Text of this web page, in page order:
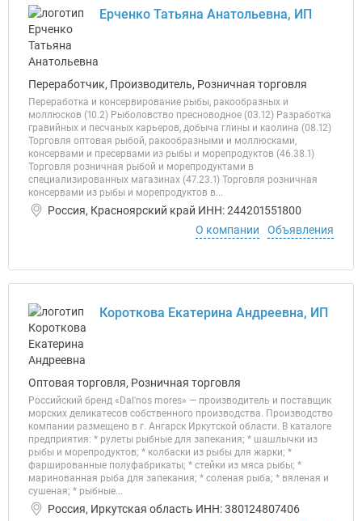
Ерченко Татьяна Анатольевна, ИП
Переработчик, Производитель, Розничная торговля
Переработка и консервирование рыбы, ракообразных и
моллюсков (10.2) Рыболовство пресноводное (03.12) Разработка
гравийных и песчаных карьеров, добыча глины и каолина (08.12)
Торговля оптовая рыбой, ракообразными и моллюсками,
консервами и пресервами из рыбы и морепродуктов (46.38.1)
Торговля розничная рыбой и морепродуктами в
специализированных магазинах (47.23.1) Торговля розничная
консервами из рыбы и морепродуктов в...
Россия, Красноярский край ИНН: 244201551800
О компании
Объявления
Короткова Екатерина Андреевна, ИП
Оптовая торговля, Розничная торговля
Российский бренд «Dal'nos mores» — производитель и поставщик
морских деликатесов собственного производства. Производство
компании размещено в г. Ангарск Иркутской области. В каталоге
предприятия: * рулеты рыбные для запекания; * шашлычки из
рыбы и морепродуктов; * колбаски из рыбы для жарки; *
фаршированные полуфабрикаты; * стейки из мяса рыбы; *
маринованная рыба для запекания; * соленая рыба; * вяленая и
сушеная; * рыбные...
Россия, Иркутская область ИНН: 380124807406